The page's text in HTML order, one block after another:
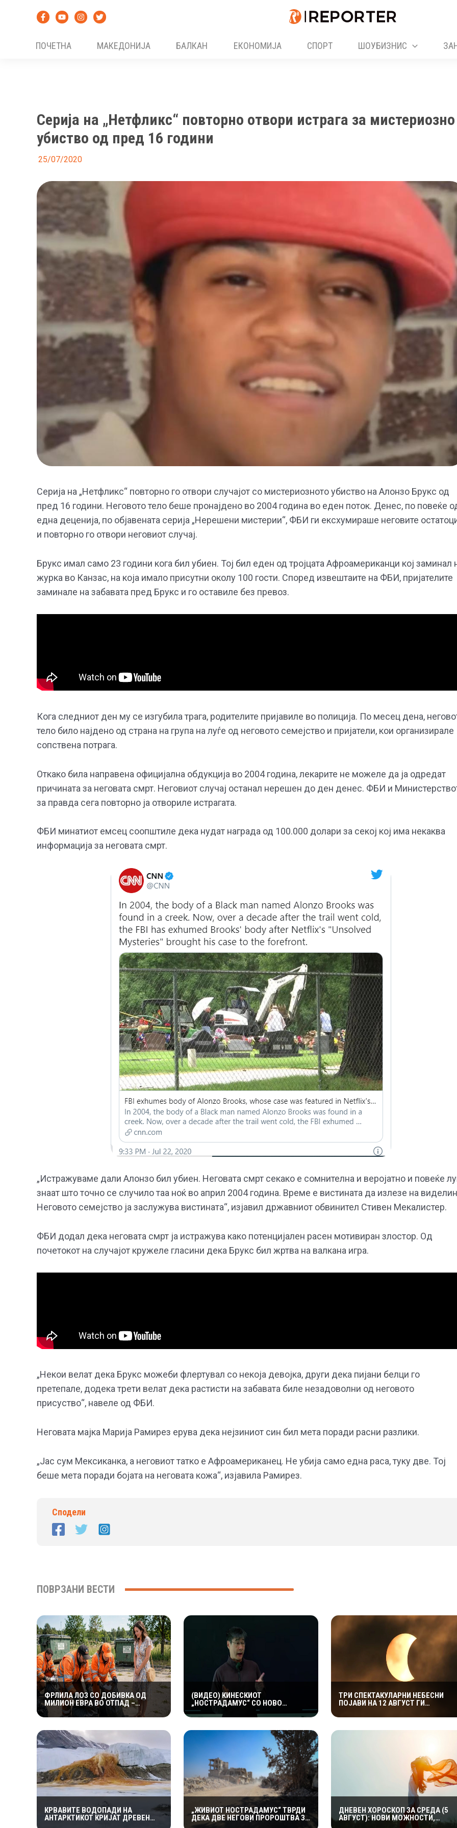
ПОЧЕТНА
МАКЕДОНИЈА БАЛКАН ЕКОНОМИЈА СПОРТ ШОУБИЗНИС
Серија на „Нетфликс“ повторно отвори истрага за мистериозно
убиство од пред 16 години
25/07/2020
Серија на „Нетфликс“ повторно го отвори случајот со мистериозното убиство на Алонзо Брукс од
пред 16 години. Неговото тело беше пронајдено во 2004 година во еден поток. Денес, по повеќе
една деценија, по објавената серија „Нерешени мистерии“, ФБИ ги ексхумираше неговите
и повторно го отвори неговиот случај.
Брукс имал само 23 години кога бил убиен. Тој бил еден од тројцата Афроамериканци кој заминал
журка во Канзас, на која имало присутни околу 100 гости. Според извештаите на ФБИ, пријателите
заминале на забавата пред Брукс и го оставиле без превоз.
Кога следниот ден му се изгубила трага, родителите пријавиле во полиција. По месец дена,
тело било најдено од страна на група на луѓе од неговото семејство и пријатели, кои организирале
сопствена потрага.
Откако била направена официјална обдукција во 2004 година, лекарите не можеле да ја одредат
причината за неговата смрт. Неговиот случај останал нерешен до ден денес. ФБИ и
за правда сега повторно ја отвориле истрагата.
ФБИ минатиот емсец соопштиле дека нудат награда од 100.000 долари за секој кој има некаква
информација за неговата смрт.
„Истражуваме дали Алонзо бил убиен. Неговата смрт секако е сомнителна и веројатно и повеќе
знаат што точно се случило таа ноќ во април 2004 година. Време е вистината да излезе на
Неговото семејство ја заслужува вистината“, изјавил државниот обвинител Стивен Мекалистер.
ФБИ додал дека неговата смрт ја истражува како потенцијален расен мотивиран злостор. Од
почетокот на случајот кружеле гласини дека Брукс бил жртва на валкана игра.
„Некои велат дека Брукс можеби флертувал со некоја девојка, други дека пијани белци го
претепале, додека трети велат дека растисти на забавата биле незадоволни од неговото
присуство“, навеле од ФБИ.
Неговата мајка Марија Рамирез ерува дека нејзиниот син бил мета поради расни разлики.
„Јас сум Мексиканка, а неговиот татко е Афроамериканец. Не убија само една раса, туку две. Тој
беше мета поради бојата на неговата кожа“, изјавила Рамирез.
Сподели
ПОВРЗАНИ ВЕСТИ
ФРЛИЛА ЛОЗ СО ДОБИВКА ОД
МИЛИОН ЕВРА ВО ОТПАД –
КОМУНАЛЦИТЕ НАПРАВИЛЕ ЧУДО
ЗА ДА ГО ПРОНАЈДАТ
(ВИДЕО) КИНЕСКИОТ
„НОСТРАДАМУС“ СО НОВО
ПРЕДУПРЕДУВАЊЕ: ТВРДИ ДЕКА
СВЕТОТ ГО ОЧЕКУВААТ
ПРОМЕНИ
ТРИ СПЕКТАКУЛАРНИ НЕБЕСНИ
ПОЈАВИ НА 12 АВГУСТ ГИ
МРЕЖИ: „ОВА Е БУКВАЛНО КРАЈОТ
КРВАВИТЕ ВОДОПАДИ НА
АНТАРКТИКОТ КРИЈАТ ДРЕВЕН
„ЖИВИОТ НОСТРАДАМУС“ ТВРДИ
ДЕКА ДВЕ НЕГОВИ ПРОРОШТВА ЗА
2026 ГОДИНА ВЕЌЕ СЕ ОСТВАРИЛЕ
ДНЕВЕН ХОРОСКОП ЗА СРЕДА (5
АВГУСТ): НОВИ МОЖНОСТИ,
ВАЖНИ ОДЛУКИ И ПОЗИТИВНИ